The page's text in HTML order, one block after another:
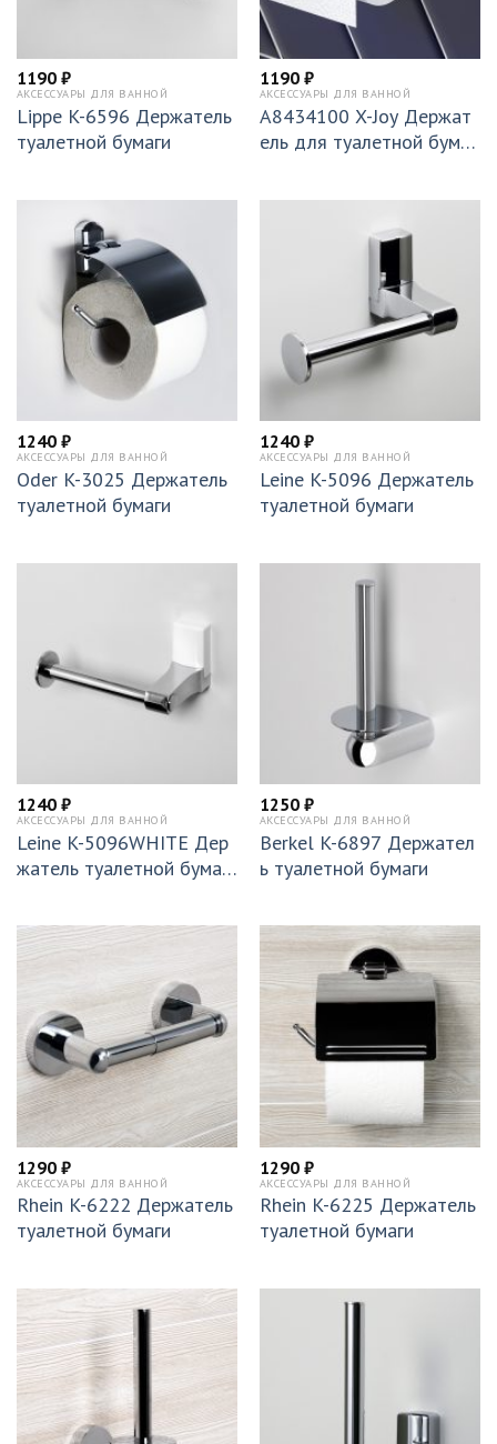
1190 ₽
АКСЕССУАРЫ ДЛЯ ВАННОЙ
Lippe K-6596 Держатель
туалетной бумаги
1190 ₽
АКСЕССУАРЫ ДЛЯ ВАННОЙ
A8434100 X-Joy Держат
ель для туалетной бумаг
1240 ₽
АКСЕССУАРЫ ДЛЯ ВАННОЙ
Oder K-3025 Держатель
туалетной бумаги
1240 ₽
АКСЕССУАРЫ ДЛЯ ВАННОЙ
Leine K-5096 Держатель
туалетной бумаги
1240 ₽
АКСЕССУАРЫ ДЛЯ ВАННОЙ
Leine K-5096WHITE Дер
жатель туалетной бумаг
1250 ₽
АКСЕССУАРЫ ДЛЯ ВАННОЙ
Berkel K-6897 Держател
ь туалетной бумаги
1290 ₽
АКСЕССУАРЫ ДЛЯ ВАННОЙ
Rhein K-6222 Держатель
туалетной бумаги
1290 ₽
АКСЕССУАРЫ ДЛЯ ВАННОЙ
Rhein K-6225 Держатель
туалетной бумаги